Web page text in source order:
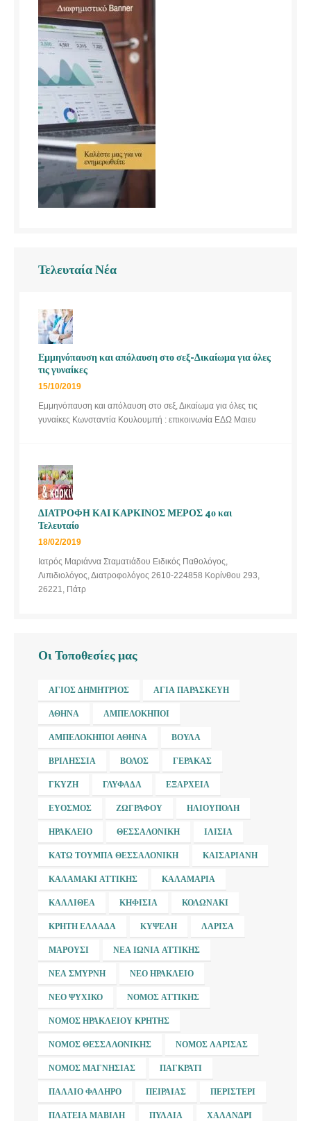
Τελευταία Νέα
Εμμηνόπαυση και απόλαυση στο σεξ-Δικαίωμα για όλες
τις γυναίκες
15/10/2019
Εμμηνόπαυση και απόλαυση στο σεξ, Δικαίωμα για όλες τις
γυναίκες Κωνσταντία Κουλουμπή : επικοινωνία ΕΔΩ Μαιευ
ΔΙΑΤΡΟΦΗ ΚΑΙ ΚΑΡΚΙΝΟΣ ΜΕΡΟΣ 4ο και
Τελευταίο
18/02/2019
Ιατρός Μαριάννα Σταματιάδου Ειδικός Παθολόγος,
Λιπιδιολόγος, Διατροφολόγος 2610-224858 Κορίνθου 293,
26221, Πάτρ
Οι Τοποθεσίες μας
ΆΓΙΟΣ ΔΗΜΉΤΡΙΟΣ ΑΓΊΑ ΠΑΡΑΣΚΕΥΉ
ΑΘΉΝΑ ΑΜΠΕΛΌΚΗΠΟΙ
ΑΜΠΕΛΌΚΗΠΟΙ ΑΘΉΝΑ ΒΟΎΛΑ
ΒΡΙΛΉΣΣΙΑ ΒΌΛΟΣ ΓΈΡΑΚΑΣ
ΓΚΎΖΗ ΓΛΥΦΆΔΑ ΕΞΆΡΧΕΙΑ
ΕΎΟΣΜΟΣ ΖΩΓΡΆΦΟΥ ΗΛΙΟΎΠΟΛΗ
ΗΡΆΚΛΕΙΟ ΘΕΣΣΑΛΟΝΊΚΗ ΙΛΊΣΙΑ
ΚΆΤΩ ΤΟΎΜΠΑ ΘΕΣΣΑΛΟΝΊΚΗ ΚΑΙΣΑΡΙΑΝΉ
ΚΑΛΑΜΆΚΙ ΑΤΤΙΚΉΣ ΚΑΛΑΜΑΡΙΆ
ΚΑΛΛΙΘΈΑ ΚΗΦΙΣΙΆ ΚΟΛΩΝΆΚΙ
ΚΡΉΤΗ ΕΛΛΆΔΑ ΚΥΨΈΛΗ ΛΆΡΙΣΑ
ΜΑΡΟΎΣΙ ΝΈΑ ΙΩΝΊΑ ΑΤΤΙΚΉΣ
ΝΈΑ ΣΜΎΡΝΗ ΝΈΟ ΗΡΆΚΛΕΙΟ
ΝΈΟ ΨΥΧΙΚΌ ΝΟΜΌΣ ΑΤΤΙΚΉΣ
ΝΟΜΌΣ ΗΡΑΚΛΕΊΟΥ ΚΡΉΤΗΣ
ΝΟΜΌΣ ΘΕΣΣΑΛΟΝΊΚΗΣ ΝΟΜΌΣ ΛΆΡΙΣΑΣ
ΝΟΜΌΣ ΜΑΓΝΗΣΊΑΣ ΠΑΓΚΡΆΤΙ
ΠΑΛΑΙΌ ΦΆΛΗΡΟ ΠΕΙΡΑΙΆΣ ΠΕΡΙΣΤΈΡΙ
ΠΛΑΤΕΊΑ ΜΑΒΊΛΗ ΠΥΛΑΊΑ ΧΑΛΆΝΔΡΙ